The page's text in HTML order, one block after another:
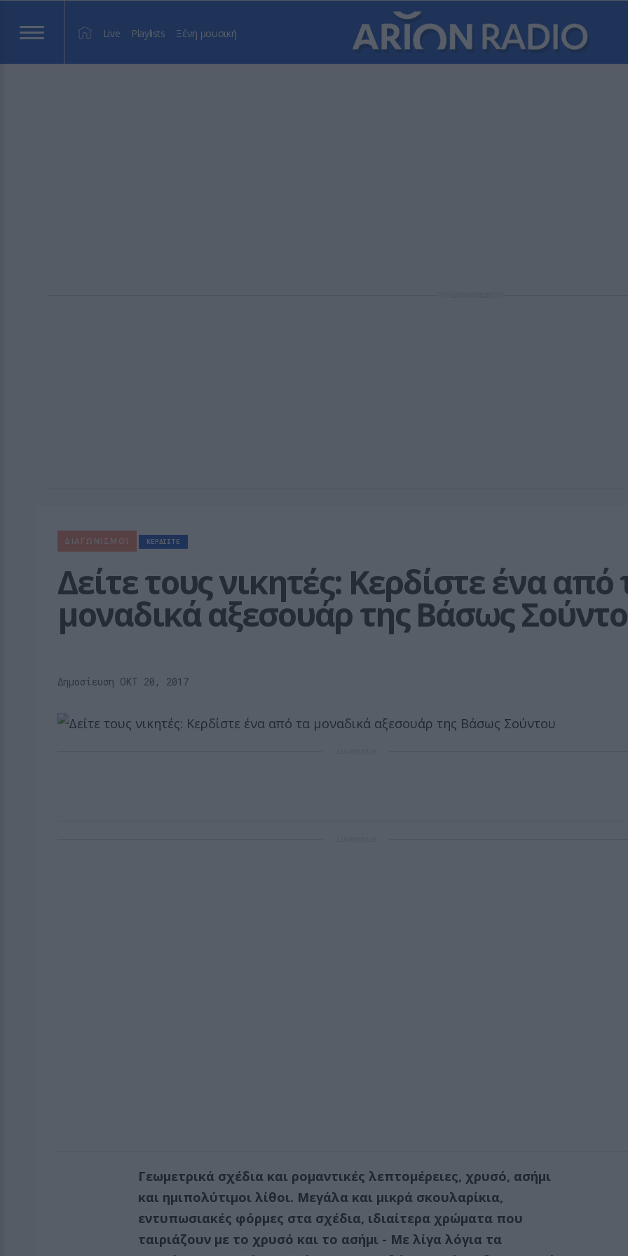
Live Playlists Ξένη μουσική
ΔΙΑΓΩΝΙΣΜΟΊ ΚΕΡΔΙΣΤΕ
Δείτε τους νικητές: Κερδίστε ένα από
μοναδικά αξεσουάρ της Βάσως
Δημοσίευση ΟΚΤ 20, 2017
Γεωμετρικά σχέδια και ρομαντικές λεπτομέρειες, χρυσό, ασήμι
και ημιπολύτιμοι λίθοι. Μεγάλα και μικρά σκουλαρίκια,
εντυπωσιακές φόρμες στα σχέδια, ιδιαίτερα χρώματα που
ταιριάζουν με το χρυσό και το ασήμι - Με λίγα λόγια τα